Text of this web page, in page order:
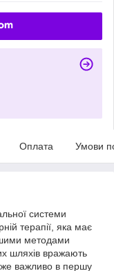
Оплата Умови
системи
терапії, яка має
методами
шляхів вражають
важливо в першу